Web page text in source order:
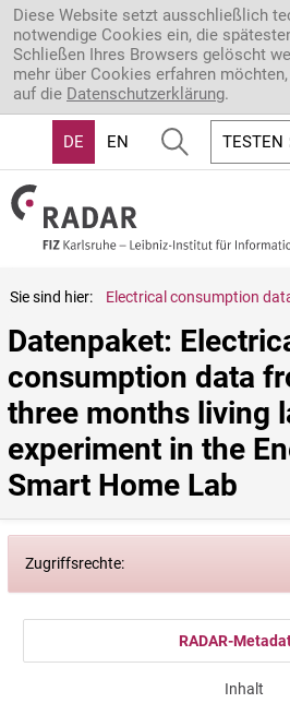
Direkt zum Inhalt
Diese Website setzt ausschließlich
notwendige Cookies ein, die
Schließen Ihres Browsers gelöscht
mehr über Cookies erfahren
auf die Datenschutzerklärung.
DE EN TESTEN
Sie sind hier:
Datenpaket:
consumption data
three months living
experiment in the
Smart Home Lab
Zugriffsrechte:
RADAR-
Inhalt